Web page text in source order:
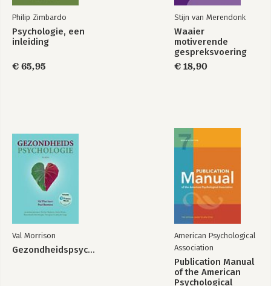
Philip Zimbardo
Psychologie, een
inleiding
€ 65,95
Stijn van Merendonk
Waaier
motiverende
gespreksvoering
€ 18,90
Val Morrison
Gezondheidspsychologie
American Psychological
Association
Publication Manual
of the American
Psychological